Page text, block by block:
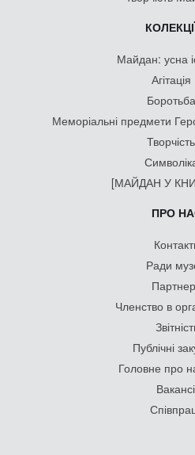
Майдан: усна
Агітація
Боротьба
Меморіальні предмети
Творчість
[МАЙДАН У
ПРО
Ради
Членство в
Публічні
Головне про